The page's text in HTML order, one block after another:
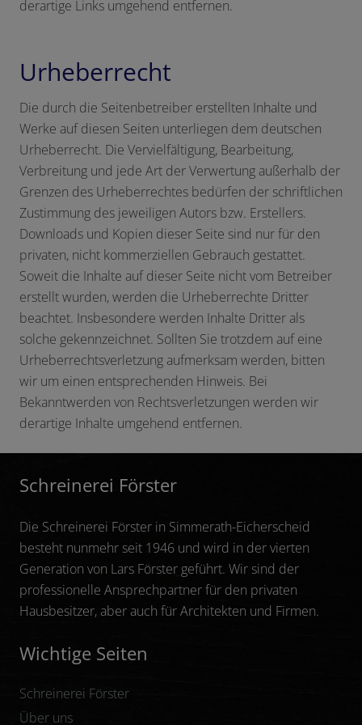
derartige Links umgehend entfernen.
Urheberrecht
Die durch die Seitenbetreiber erstellten Inhalte und
Werke auf diesen Seiten unterliegen dem deutschen
Urheberrecht. Die Vervielfältigung, Bearbeitung,
Verbreitung und jede Art der Verwertung außerhalb der
Grenzen des Urheberrechtes bedürfen der schriftlichen
Zustimmung des jeweiligen Autors bzw. Erstellers.
Downloads und Kopien dieser Seite sind nur für den
privaten, nicht kommerziellen Gebrauch gestattet.
Soweit die Inhalte auf dieser Seite nicht vom Betreiber
erstellt wurden, werden die Urheberrechte Dritter
beachtet. Insbesondere werden Inhalte Dritter als
solche gekennzeichnet. Sollten Sie trotzdem auf eine
Urheberrechtsverletzung aufmerksam werden, bitten
wir um einen entsprechenden Hinweis. Bei
Bekanntwerden von Rechtsverletzungen werden wir
derartige Inhalte umgehend entfernen.
Schreinerei Förster
Die Schreinerei Förster in Simmerath-Eicherscheid
besteht nunmehr seit 1946 und wird in der vierten
Generation von Lars Förster geführt. Wir sind der
professionelle Ansprechpartner für den privaten
Hausbesitzer, aber auch für Architekten und Firmen.
Wichtige Seiten
Schreinerei Förster
Über uns